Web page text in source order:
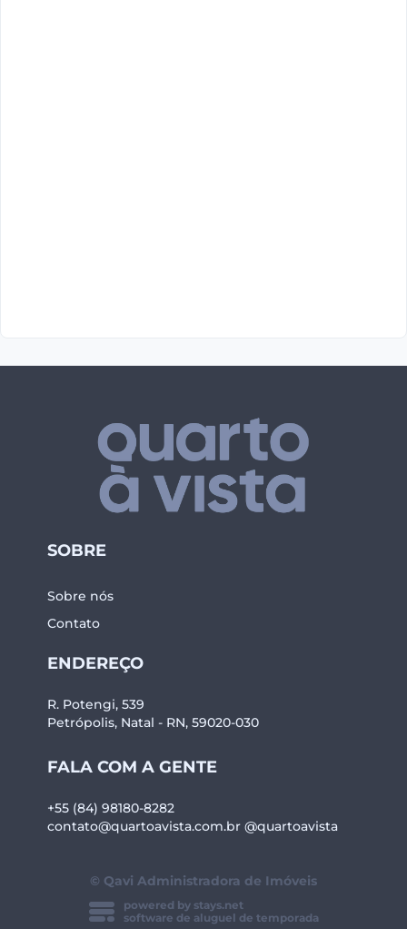
SOBRE
Sobre nós
Contato
ENDEREÇO
R. Potengi, 539
Petrópolis, Natal - RN, 59020-030
FALA COM A GENTE
+55 (84) 98180-8282
contato@quartoavista.com.br @quartoavista
© Qavi Administradora de Imóveis
powered by stays.net
software de aluguel de temporada